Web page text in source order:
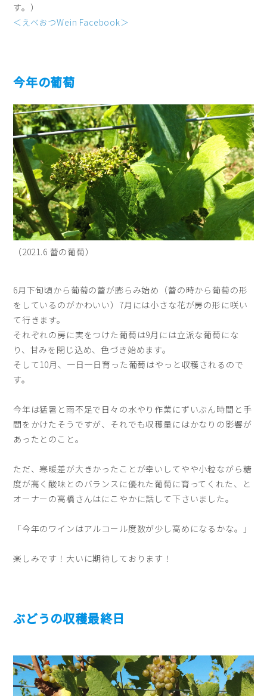
す。）
＜えべおつWein Facebook＞
今年の葡萄
（2021.6 蕾の葡萄）
6月下旬頃から葡萄の蕾が膨らみ始め（蕾の時から葡萄の形
をしているのがかわいい）7月には小さな花が房の形に咲い
て行きます。
それぞれの房に実をつけた葡萄は9月には立派な葡萄にな
り、甘みを閉じ込め、色づき始めます。
そして10月、一日一日育った葡萄はやっと収穫されるので
す。
今年は猛暑と雨不足で日々の水やり作業にずいぶん時間と手
間をかけたそうですが、それでも収穫量にはかなりの影響が
あったとのこと。
ただ、寒暖差が大きかったことが幸いしてやや小粒ながら糖
度が高く酸味とのバランスに優れた葡萄に育ってくれた、と
オーナーの高橋さんはにこやかに話して下さいました。
「今年のワインはアルコール度数が少し高めになるかな。」
楽しみです！大いに期待しております！
ぶどうの収穫最終日